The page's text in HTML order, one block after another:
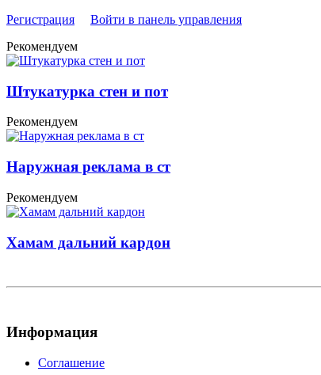
Регистрация
Войти в панель управления
Рекомендуем
Штукатурка стен и пот
Рекомендуем
Наружная реклама в ст
Рекомендуем
Хамам дальний кардон
Информация
Соглашение